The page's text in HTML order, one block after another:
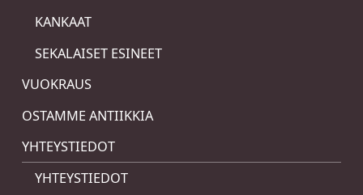
KANKAAT
SEKALAISET ESINEET
VUOKRAUS
OSTAMME ANTIIKKIA
YHTEYSTIEDOT
YHTEYSTIEDOT